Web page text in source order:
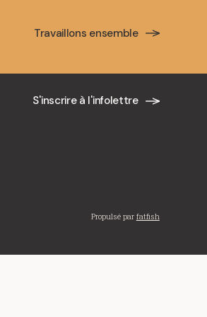
Travaillons ensemble
S'inscrire à l'infolettre
Propulsé par fatfish